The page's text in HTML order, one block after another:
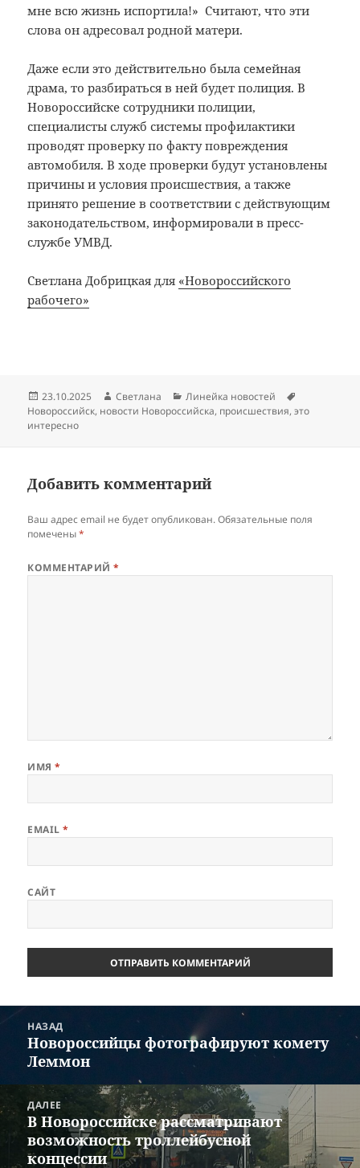
мне всю жизнь испортила!» Считают, что эти
слова он адресовал родной матери.
Даже если это действительно была семейная
драма, то разбираться в ней будет полиция. В
Новороссийске сотрудники полиции,
специалисты служб системы профилактики
проводят проверку по факту повреждения
автомобиля. В ходе проверки будут установлены
причины и условия происшествия, а также
принято решение в соответствии с действующим
законодательством, информировали в пресс-
службе УМВД.
Светлана Добрицкая для «Новороссийского
рабочего»
Опубликовано
23.10.2025 Автор
Светлана Рубрики
Линейка новостей
Новороссийск, новости Новороссийска, происшествия,это
интересно
Добавить комментарий
Ваш адрес email не будет опубликован. Обязательные поля
помечены*
КОММЕНТАРИЙ*
ИМЯ*
EMAIL*
САЙТ
Навигация
записям
НАЗАД
Предыдущая
запись:
Новороссийцы фотографируют комету
Леммон
ДАЛЕЕ
Следующая
запись:
В Новороссийске рассматривают
возможность троллейбусной
концессии